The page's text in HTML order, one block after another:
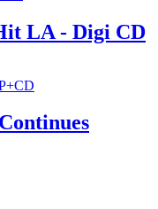
LA - Digi CD